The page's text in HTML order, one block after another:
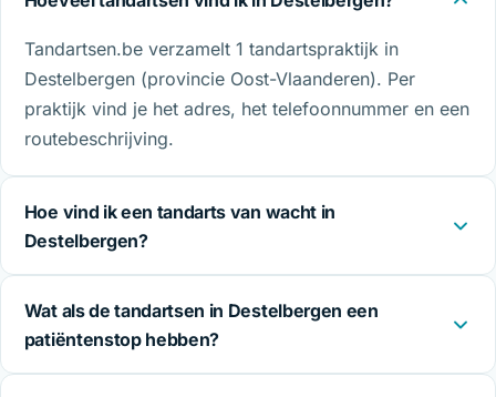
Tandartsen.be verzamelt 1 tandartspraktijk in
Destelbergen (provincie Oost-Vlaanderen). Per
praktijk vind je het adres, het telefoonnummer en een
routebeschrijving.
Hoe vind ik een tandarts van wacht in
Destelbergen?
Wat als de tandartsen in Destelbergen een
patiëntenstop hebben?